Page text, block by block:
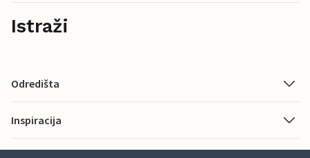
Istraži
Odredišta
Inspiracija